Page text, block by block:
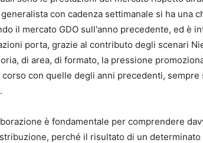
con cadenza settimanale si ha una
il mercato GDO sull'anno precedente, ed è
porta, grazie al contributo degli scenari
di area, di formato, la pressione
corso con quelle degli anni precedenti,
.
è fondamentale per comprendere
perché il risultato di un